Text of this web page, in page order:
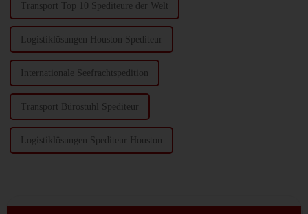
Transport Top 10 Spediteure der Welt
Logistiklösungen Houston Spediteur
Internationale Seefrachtspedition
Transport Bürostuhl Spediteur
Logistiklösungen Spediteur Houston